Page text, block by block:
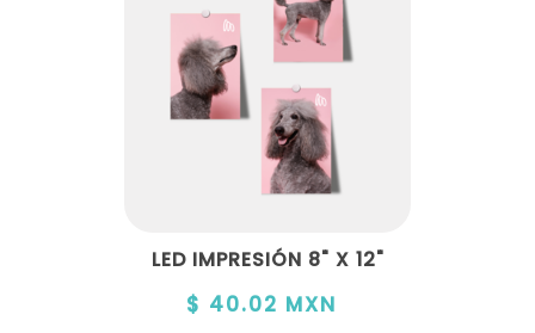
LED IMPRESIÓN 8" X 12"
$ 40.02 MXN